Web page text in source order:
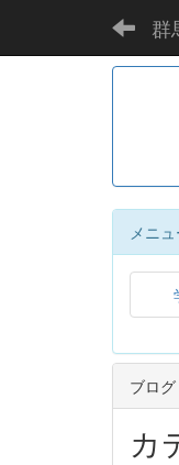
群
メニ
ブログ
カ